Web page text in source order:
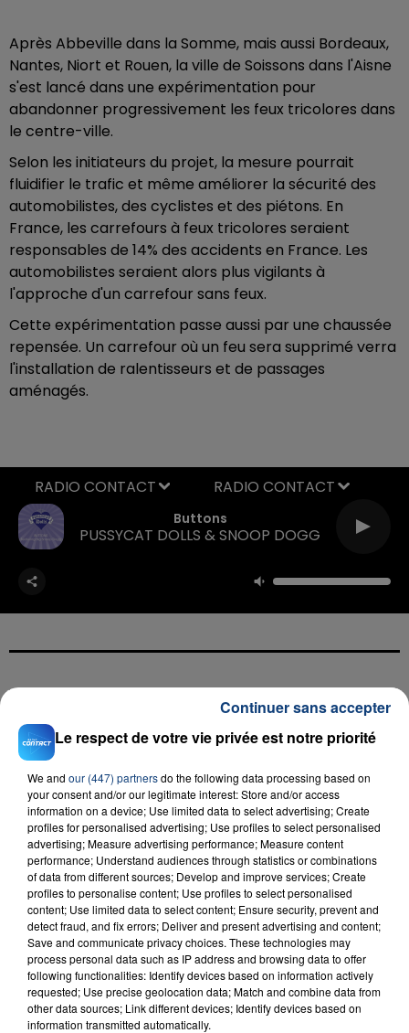
Après Abbeville dans la Somme, mais aussi Bordeaux,
Nantes, Niort et Rouen, la ville de Soissons dans l'Aisne
s'est lancé dans une expérimentation pour
abandonner progressivement les feux tricolores dans
le centre-ville.
Selon les initiateurs du projet, la mesure pourrait
fluidifier le trafic et même améliorer la sécurité des
automobilistes, des cyclistes et des piétons. En
France, les carrefours à feux tricolores seraient
responsables de 14% des accidents en France. Les
automobilistes seraient alors plus vigilants à
l'approche d'un carrefour sans feux.
Cette expérimentation passe aussi par une chaussée
repensée. Un carrefour où un feu sera supprimé verra
l'installation de ralentisseurs et de passages
aménagés.
Buttons
PUSSYCAT DOLLS & SNOOP DOGG
RADIO CONTACT
23 juillet 2026
INCENDIE MORTEL À LENS : UNE FEMME ET
SON BÉBÉ ENTRE LA VIE ET LA...
Un homme s'est immolé par le feu après avoir
aspergé sa compagne et leur bébé de trois mois
d'un liquide inflammable.
Le respect de votre vie privée est notre priorité
We and our (447) partnersdo the following data processing based on
your consent and/or our legitimate interest: Store and/or access
information on a device; Use limited data to select advertising; Create
profiles for personalised advertising; Use profiles to select personalised
advertising; Measure advertising performance; Measure content
performance; Understand audiences through statistics or combinations
of data from different sources; Develop and improve services; Create
profiles to personalise content; Use profiles to select personalised
content; Use limited data to select content; Ensure security, prevent and
detect fraud, and fix errors; Deliver and present advertising and content;
Save and communicate privacy choices. These technologies may
process personal data such as IP address and browsing data to offer
following functionalities: Identify devices based on information actively
requested; Use precise geolocation data; Match and combine data from
other data sources; Link different devices; Identify devices based on
information transmitted automatically.
Continuer sans accepter